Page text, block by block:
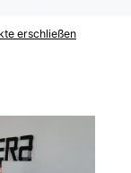
erschließen